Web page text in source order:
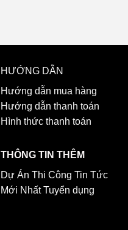
HƯỚNG DẪN
Hướng dẫn mua hàng
Hướng dẫn thanh toán
Hình thức thanh toán
THÔNG TIN THÊM
Dự Án Thi Công Tin Tức
Mới Nhất Tuyển dụng